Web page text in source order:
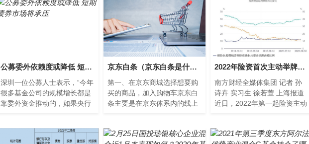
公募委外依赖度或降低 短期债券市场将承压
深圳一位公募人士表示，“今年
很多基金公司的规模增长都是
靠委外资金推动的，如果央行
京东白条（京东白条是什么意思）
第一、在京东商城选择想要购
买的商品，加入购物车京东白
条主要是在京东体系内的线上
京...
2022年险资首次主动举牌，新能源领域受青睐
南方财经全媒体集团 记者 孙
诗卉 实习生 徐若萱 上海报道
近日，2022年第一起险资主动